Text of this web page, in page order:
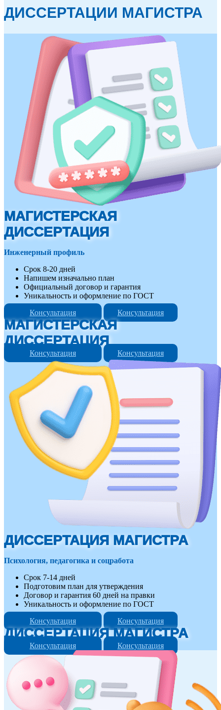
ДИССЕРТАЦИИ МАГИСТРА
МАГИСТЕРСКАЯ
ДИССЕРТАЦИЯ
Инженерный профиль
Срок 8-20 дней
Напишем изначально план
Официальный договор и гарантия
Уникальность и оформление по ГОСТ
Консультация
Консультация
МАГИСТЕРСКАЯ
ДИССЕРТАЦИЯ
Консультация Консультация
ДИССЕРТАЦИЯ МАГИСТРА
Психология, педагогика и соцработа
Срок 7-14 дней
Подготовим план для утверждения
Договор и гарантия 60 дней на правки
Уникальность и оформление по ГОСТ
Консультация
Консультация
ДИССЕРТАЦИЯ МАГИСТРА
Консультация Консультация